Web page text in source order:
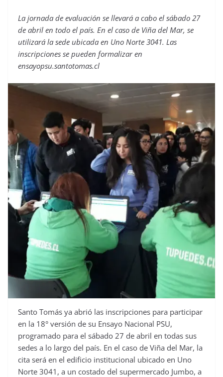
La jornada de evaluación se llevará a cabo el sábado 27
de abril en todo el país. En el caso de Viña del Mar, se
utilizará la sede ubicada en Uno Norte 3041. Las
inscripciones se pueden formalizar en
ensayopsu.santotomas.cl
Santo Tomás ya abrió las inscripciones para participar
en la 18° versión de su Ensayo Nacional PSU,
programado para el sábado 27 de abril en todas sus
sedes a lo largo del país. En el caso de Viña del Mar, la
cita será en el edificio institucional ubicado en Uno
Norte 3041, a un costado del supermercado Jumbo, a